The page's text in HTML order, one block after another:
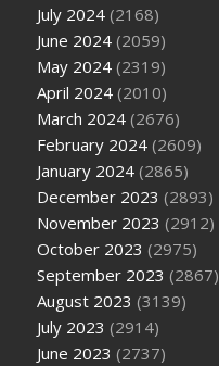
July 2024 (2168)
June 2024 (2059)
May 2024 (2319)
April 2024 (2010)
March 2024 (2676)
February 2024 (2609)
January 2024 (2865)
December 2023 (2893)
November 2023 (2912)
October 2023 (2975)
September 2023 (2867)
August 2023 (3139)
July 2023 (2914)
June 2023 (2737)